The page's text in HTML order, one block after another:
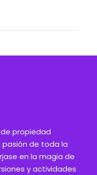
propiedad
de toda la
en la magia de
y actividades